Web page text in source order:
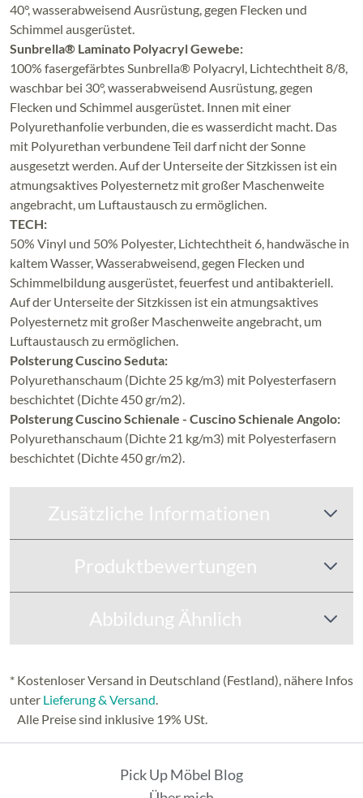
40°, wasserabweisend Ausrüstung, gegen Flecken und
Schimmel ausgerüstet.
Sunbrella® Laminato Polyacryl Gewebe:
100% fasergefärbtes Sunbrella® Polyacryl, Lichtechtheit 8/8,
waschbar bei 30°, wasserabweisend Ausrüstung, gegen
Flecken und Schimmel ausgerüstet. Innen mit einer
Polyurethanfolie verbunden, die es wasserdicht macht. Das
mit Polyurethan verbundene Teil darf nicht der Sonne
ausgesetzt werden. Auf der Unterseite der Sitzkissen ist ein
atmungsaktives Polyesternetz mit großer Maschenweite
angebracht, um Luftaustausch zu ermöglichen.
TECH:
50% Vinyl und 50% Polyester, Lichtechtheit 6, handwäsche in
kaltem Wasser, Wasserabweisend, gegen Flecken und
Schimmelbildung ausgerüstet, feuerfest und antibakteriell.
Auf der Unterseite der Sitzkissen ist ein atmungsaktives
Polyesternetz mit großer Maschenweite angebracht, um
Luftaustausch zu ermöglichen.
Polsterung Cuscino Seduta:
Polyurethanschaum (Dichte 25 kg/m3) mit Polyesterfasern
beschichtet (Dichte 450 gr/m2).
Polsterung Cuscino Schienale - Cuscino Schienale Angolo:
Polyurethanschaum (Dichte 21 kg/m3) mit Polyesterfasern
beschichtet (Dichte 450 gr/m2).
Zusätzliche Informationen
Produktbewertungen
Abbildung Ähnlich
* Kostenloser Versand in Deutschland (Festland), nähere Infos
unter Lieferung & Versand.
Alle Preise sind inklusive 19% USt.
Pick Up Möbel Blog